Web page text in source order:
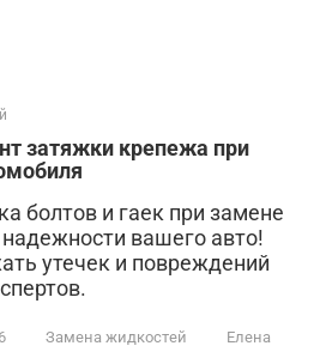
затяжки крепежа при
болтов и гаек при замене
вашего авто!
утечек и повреждений
Замена жидкостей
Елена